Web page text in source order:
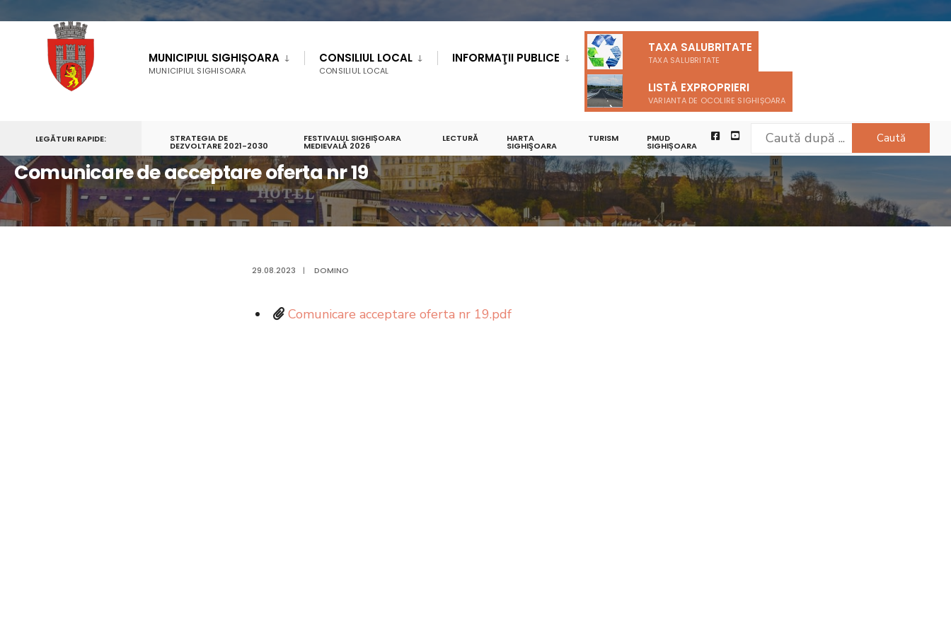
MUNICIPIUL SIGHIȘOARA
MUNICIPIUL SIGHISOARA
CONSILIUL LOCAL
CONSILIUL LOCAL
INFORMAŢII PUBLICE
TAXA SALUBRITATE
TAXA SALUBRITATE
LISTĂ EXPROPRIERI
VARIANTA DE OCOLIRE SIGHIȘOARA
LEGĂTURI RAPIDE: STRATEGIA DE
DEZVOLTARE 2021-2030
FESTIVALUL SIGHIȘOARA
MEDIEVALĂ 2026
LECTURĂ HARTA
SIGHIŞOARA
TURISM PMUD
SIGHIȘOARA
Caută
COMUNICARE DE ACCEPTARE OFERTA NR 19
Comunicare de acceptare oferta nr 19
29.08.2023 | DOMINO
Comunicare acceptare oferta nr 19.pdf